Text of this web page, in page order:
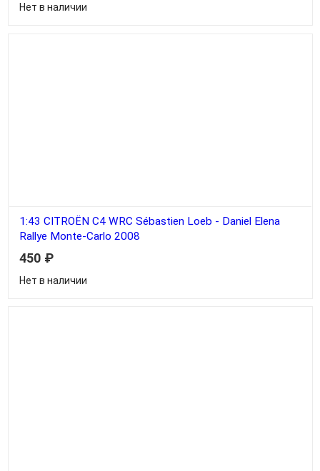
Нет в наличии
1:43 CITROËN C4 WRC Sébastien Loeb - Daniel Elena
Rallye Monte-Carlo 2008
450 ₽
Нет в наличии